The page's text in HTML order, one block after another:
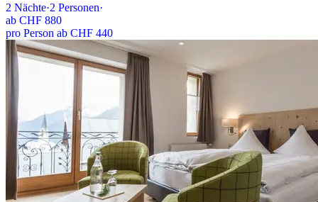
2 Nächte·2 Personen·
ab CHF 880
pro Person ab CHF 440